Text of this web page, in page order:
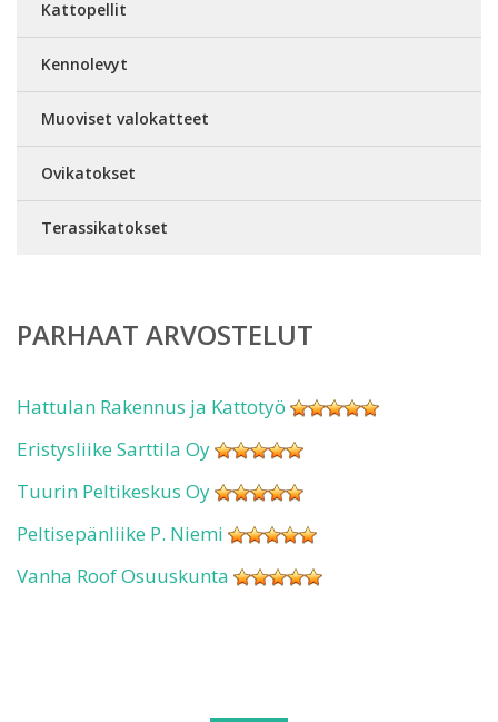
Kattopellit
Kennolevyt
Muoviset valokatteet
Ovikatokset
Terassikatokset
PARHAAT ARVOSTELUT
Hattulan Rakennus ja Kattotyö
Eristysliike Sarttila Oy
Tuurin Peltikeskus Oy
Peltisepänliike P. Niemi
Vanha Roof Osuuskunta